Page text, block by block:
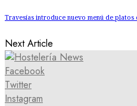
Travesías introduce nuevo menú de platos
Next Article
Facebook
Twitter
Instagram